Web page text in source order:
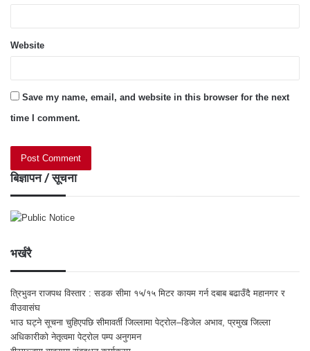
Website
Save my name, email, and website in this browser for the next
time I comment.
बिज्ञापन / सूचना
भर्खरै
त्रिभुवन राजपथ विस्तार : सडक सीमा १५/१५ मिटर कायम गर्न दबाब बढाउँदै महानगर र
वीउवासंघ
भाउ घट्ने सूचना चुहिएपछि सीमावर्ती जिल्लामा पेट्रोल–डिजेल अभाव, प्रमुख जिल्ला
अधिकारीको नेतृत्वमा पेट्रोल पम्प अनुगमन